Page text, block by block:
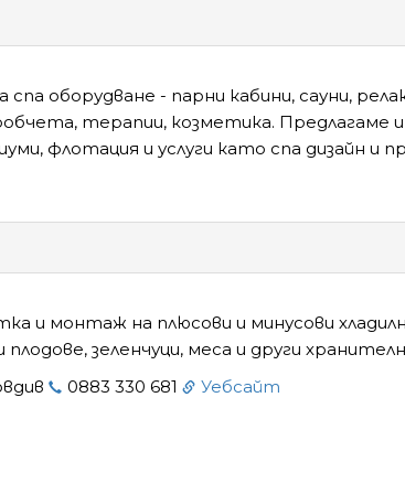
оборудване - парни кабини, сауни,
терапии, козметика.
флотация и услуги като спа дизайн и
и монтаж на плюсови и минусови
плодове, зеленчуци, меса и други
0883 330 681 Уебсайт